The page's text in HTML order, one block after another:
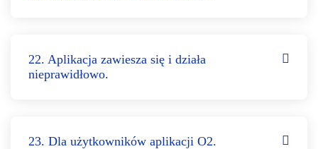
22. Aplikacja zawiesza się i działa
nieprawidłowo.
23. Dla użytkowników aplikacji O2.